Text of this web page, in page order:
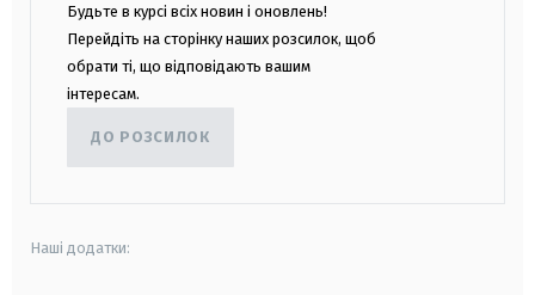
Будьте в курсі всіх новин і оновлень!
Перейдіть на сторінку наших розсилок, щоб
обрати ті, що відповідають вашим
інтересам.
ДО РОЗСИЛОК
Наші додатки: